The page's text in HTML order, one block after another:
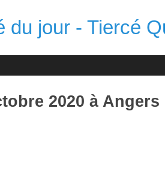
du jour - Tiercé
2020 à Angers